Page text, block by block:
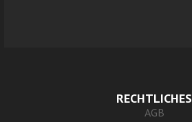
RECHTLICHES
AGB